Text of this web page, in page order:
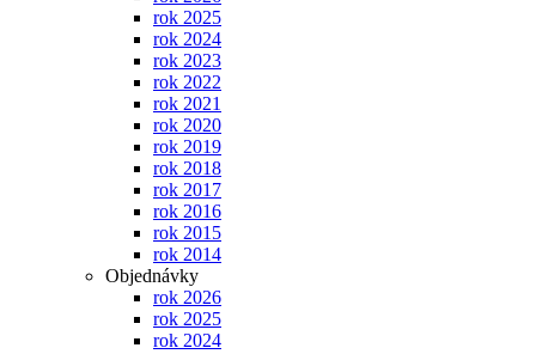
rok 2025
rok 2024
rok 2023
rok 2022
rok 2021
rok 2020
rok 2019
rok 2018
rok 2017
rok 2016
rok 2015
rok 2014
Objednávky
rok 2026
rok 2025
rok 2024